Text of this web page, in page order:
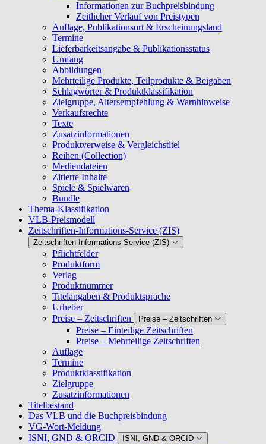
Informationen zur Buchpreisbindung
Zeitlicher Verlauf von Preistypen
Auflage, Publikationsort & Erscheinungsland
Termine
Lieferbarkeitsangabe & Publikationsstatus
Umfang
Abbildungen
Mehrteilige Produkte, Teilprodukte & Beigaben
Schlagwörter & Produktklassifikation
Zielgruppe, Altersempfehlung & Warnhinweise
Verkaufsrechte
Texte
Zusatzinformationen
Produktverweise & Vergleichstitel
Reihen (Collection)
Mediendateien
Zitierte Inhalte
Spiele & Spielwaren
Bundle
Thema-Klassifikation
VLB-Preismodell
Zeitschriften-Informations-Service (ZIS)
Zeitschriften-Informations-Service (ZIS)
Pflichtfelder
Produktform
Verlag
Produktnummer
Titelangaben & Produktsprache
Urheber
Preise – Zeitschriften
Preise – Zeitschriften
Preise – Einteilige Zeitschriften
Preise – Mehrteilige Zeitschriften
Auflage
Termine
Produktklassifikation
Zielgruppe
Zusatzinformationen
Titelbestand
Das VLB und die Buchpreisbindung
VG-Wort-Meldung
ISNI, GND & ORCID
ISNI, GND & ORCID